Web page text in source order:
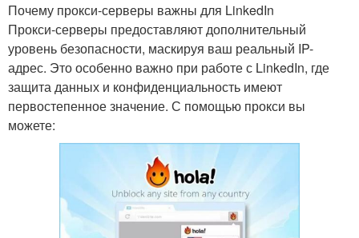
Почему прокси-серверы важны для LinkedIn
Прокси-серверы предоставляют дополнительный
уровень безопасности, маскируя ваш реальный IP-
адрес. Это особенно важно при работе с LinkedIn, где
защита данных и конфиденциальность имеют
первостепенное значение. С помощью прокси вы
можете: